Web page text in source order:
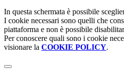
In questa schermata è possibile
I cookie necessari sono quelli che
piattaforma e non è possibile
Per conoscere quali sono i cookie
visionare la COOKIE POLICY.